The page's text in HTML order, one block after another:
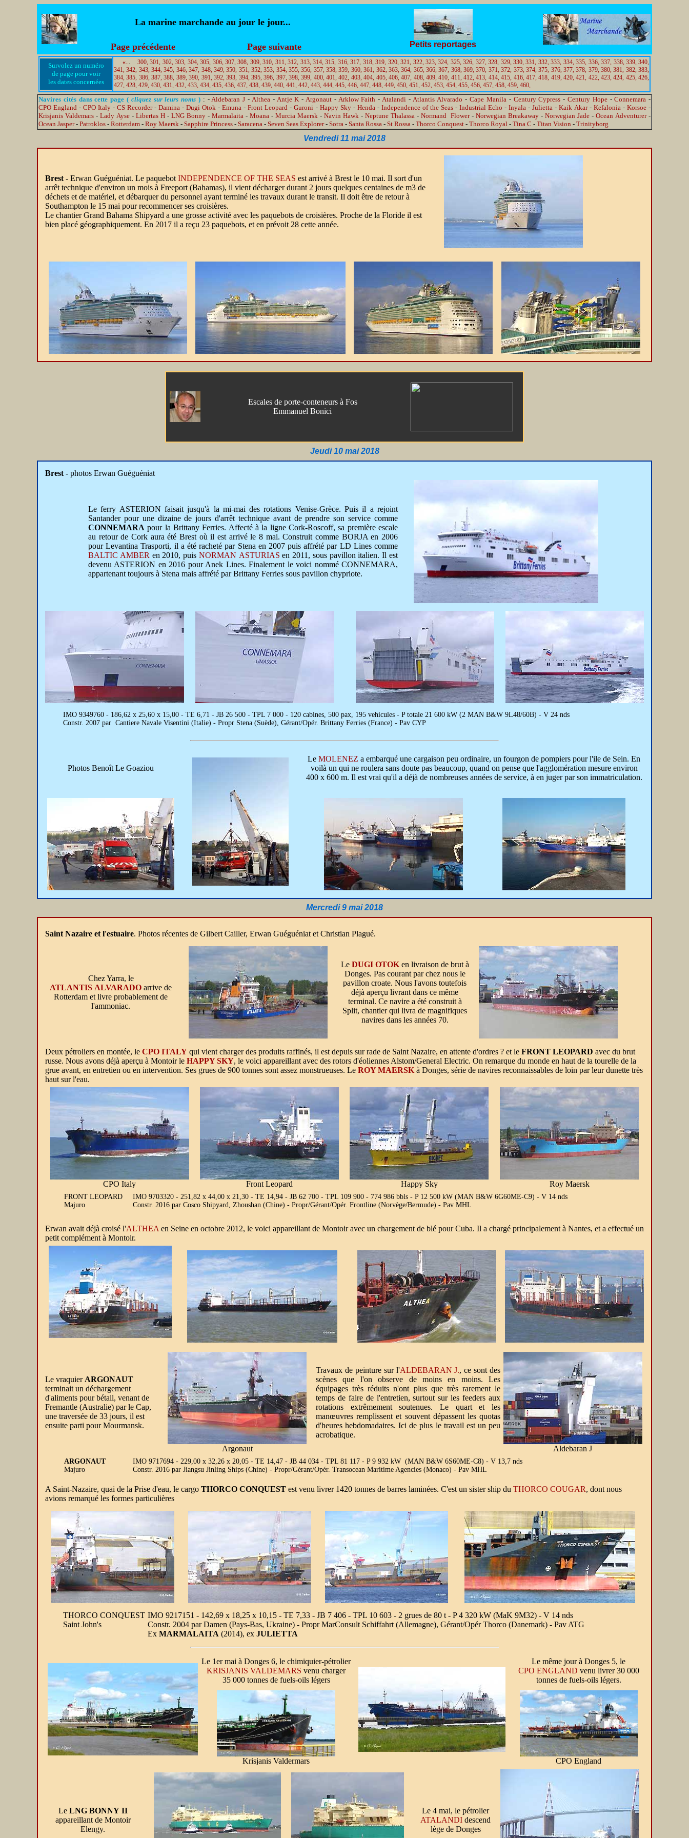
La marine marchande au jour le jour...
Petits reportages
Page précédente Page suivante
Survolez un numéro
de page pour voir
les dates concernées
«... 300, 301, 302, 303, 304, 305, 306, 307, 308, 309, 310, 311, 312, 313, 314, 315, 316, 317, 318, 319, 320, 321, 322, 323, 324, 325, 326, 327, 328, 329, 330, 331, 332, 333, 334, 335, 336, 337, 338, 339, 340,
341, 342, 343, 344, 345, 346, 347, 348, 349, 350, 351, 352, 353, 354, 355, 356, 357, 358, 359, 360, 361, 362, 363, 364, 365, 366, 367, 368, 369, 370, 371, 372, 373, 374, 375, 376, 377, 378, 379, 380, 381, 382, 383,
384, 385, 386, 387, 388, 389, 390, 391, 392, 393, 394, 395, 396, 397, 398, 399, 400, 401, 402, 403, 404, 405, 406, 407, 408, 409, 410, 411, 412, 413, 414, 415, 416, 417, 418, 419, 420, 421, 422, 423, 424, 425, 426,
427, 428, 429, 430, 431, 432, 433, 434, 435, 436, 437, 438, 439, 440, 441, 442, 443, 444, 445, 446, 447, 448, 449, 450, 451, 452, 453, 454, 455, 456, 457, 458, 459, 460,
Navires cités dans cette page ( cliquez sur leurs noms) : -Aldebaran J - Althea- Antje K - Argonaut- Arklow Faith -Atalandi - Atlantis Alvarado -Cape Manila- Century Cypress - Century Hope-Connemara -
CPO England -CPO Italy -CS Recorder-Damina -Dugi Otok-Emuna -Front Leopard-Guroni - Happy Sky- Henda- Independence of the Seas- Industrial Echo - Inyala- Julietta- Kaik Akar-Kefalonia -Korsoe -
Krisjanis Valdemars - Lady Ayse - Libertas H - LNG Bonny - Marmalaita - Moana - Murcia Maersk - Navin Hawk - Neptune Thalassa - Normand Flower- Norwegian Breakaway - Norwegian Jade - Ocean Adventurer-
Ocean Jasper- Patroklos - Rotterdam - Roy Maersk - Sapphire Princess - Saracena - Seven Seas Explorer- Sotra - Santa Rossa - St Rossa - Thorco Conquest - Thorco Royal - Tina C - Titan Vision - Trinityborg
Vendredi 11 mai 2018
Brest - Erwan Guéguéniat. Le paquebot INDEPENDENCE OF THE SEAS est arrivé à Brest le 10 mai. Il sort d'un
arrêt technique d'environ un mois à Freeport (Bahamas), il vient décharger durant 2 jours quelques centaines de m3 de
déchets et de matériel, et débarquer du personnel ayant terminé les travaux durant le transit. Il doit être de retour à
Southampton le 15 mai pour recommencer ses croisières.
Le chantier Grand Bahama Shipyard a une grosse activité avec les paquebots de croisières. Proche de la Floride il est
bien placé géographiquement. En 2017 il a reçu 23 paquebots, et en prévoit 28 cette année.
Escales de porte-conteneurs à Fos
Emmanuel Bonici
Jeudi 10 mai 2018
Brest - photos Erwan Guéguéniat
Le ferry ASTERION faisait jusqu'à la mi-mai des rotations Venise-Grèce. Puis il a rejoint
Santander pour une dizaine de jours d'arrêt technique avant de prendre son service comme
CONNEMARA pour la Brittany Ferries. Affecté à la ligne Cork-Roscoff, sa première escale
au retour de Cork aura été Brest où il est arrivé le 8 mai. Construit comme BORJA en 2006
pour Levantina Trasporti, il a été racheté par Stena en 2007 puis affrété par LD Lines comme
BALTIC AMBER en 2010, puis NORMAN ASTURIAS en 2011, sous pavillon italien. Il est
devenu ASTERION en 2016 pour Anek Lines. Finalement le voici nommé CONNEMARA,
appartenant toujours à Stena mais affrété par Brittany Ferries sous pavillon chypriote.
IMO 9349760 - 186,62 x 25,60 x 15,00 - TE 6,71 - JB 26 500 - TPL 7 000 - 120 cabines, 500 pax, 195 vehicules - P totale 21 600 kW (2 MAN B&W 9L48/60B) - V 24 nds
Constr. 2007 par Cantiere Navale Visentini (Italie) - Propr Stena (Suède), Gérant/Opér. Brittany Ferries (France) - Pav CYP
Photos Benoît Le Goaziou
Le MOLENEZ a embarqué une cargaison peu ordinaire, un fourgon de pompiers pour l'ile de Sein. En
voilà un qui ne roulera sans doute pas beaucoup, quand on pense que l'agglomération mesure environ
400 x 600 m. Il est vrai qu'il a déjà de nombreuses années de service, à en juger par son immatriculation.
Mercredi 9 mai 2018
Saint Nazaire et l'estuaire. Photos récentes de Gilbert Cailler, Erwan Guéguéniat et Christian Plagué.
Chez Yarra, le
ATLANTIS ALVARADO arrive de
Rotterdam et livre probablement de
l'ammoniac.
Le DUGI OTOKen livraison de brut à
Donges. Pas courant par chez nous le
pavillon croate. Nous l'avons toutefois
déjà aperçu livrant dans ce même
terminal. Ce navire a été construit à
Split, chantier qui livra de magnifiques
navires dans les années 70.
Deux pétroliers en montée, le CPO ITALY qui vient charger des produits raffinés, il est depuis sur rade de Saint Nazaire, en attente d'ordres ? et le FRONT LEOPARD avec du brut
russe. Nous avons déjà aperçu à Montoir le HAPPY SKY, le voici appareillant avec des rotors d'éoliennes Alstom/General Electric. On remarque du monde en haut de la tourelle de la
grue avant, en entretien ou en intervention. Ses grues de 900 tonnes sont assez monstrueuses. Le ROY MAERSK à Donges, série de navires reconnaissables de loin par leur dunette très
haut sur l'eau.
CPO Italy Front Leopard Happy Sky Roy Maersk
FRONT LEOPARD
Majuro
IMO 9703320 - 251,82 x 44,00 x 21,30 - TE 14,94 - JB 62 700 - TPL 109 900 - 774 986 bbls - P 12 500 kW (MAN B&W 6G60ME-C9) - V 14 nds
Constr. 2016 par Cosco Shipyard, Zhoushan (Chine) - Propr/Gérant/Opér. Frontline (Norvège/Bermude) - Pav MHL
Erwan avait déjà croisé l'ALTHEA en Seine en octobre 2012, le voici appareillant de Montoir avec un chargement de blé pour Cuba. Il a chargé principalement à Nantes, et a effectué un
petit complément à Montoir.
Le vraquier ARGONAUT
terminait un déchargement
d'aliments pour bétail, venant de
Fremantle (Australie) par le Cap,
une traversée de 33 jours, il est
ensuite parti pour Mourmansk.
Argonaut
Travaux de peinture sur l'ALDEBARAN J., ce sont des
scènes que l'on observe de moins en moins. Les
équipages très réduits n'ont plus que très rarement le
temps de faire de l'entretien, surtout sur les feeders aux
rotations extrêmement soutenues. Le quart et les
manœuvres remplissent et souvent dépassent les quotas
d'heures hebdomadaires. Ici de plus le travail est un peu
acrobatique.
Aldebaran J
ARGONAUT
Majuro
IMO 9717694 - 229,00 x 32,26 x 20,05 - TE 14,47 - JB 44 034 - TPL 81 117 - P 9 932 kW (MAN B&W 6S60ME-C8) - V 13,7 nds
Constr. 2016 par Jiangsu Jinling Ships (Chine) - Propr/Gérant/Opér. Transocean Maritime Agencies (Monaco) - Pav MHL
A Saint-Nazaire, quai de la Prise d'eau, le cargo THORCO CONQUEST est venu livrer 1420 tonnes de barres laminées. C'est un sister ship du THORCO COUGAR, dont nous
avions remarqué les formes particulières
THORCO CONQUEST
Saint John's
IMO 9217151 - 142,69 x 18,25 x 10,15 - TE 7,33 - JB 7 406 - TPL 10 603 - 2 grues de 80 t - P 4 320 kW (MaK 9M32) - V 14 nds
Constr. 2004 par Damen (Pays-Bas, Ukraine) - Propr MarConsult Schiffahrt (Allemagne), Gérant/Opér Thorco (Danemark) - Pav ATG
Ex MARMALAITA (2014), ex JULIETTA
Le 1er mai à Donges 6, le chimiquier-pétrolier
KRISJANIS VALDEMARS venu charger
35 000 tonnes de fuels-oils légers
Le même jour à Donges 5, le
CPO ENGLAND venu livrer 30 000
tonnes de fuels-oils légers.
Krisjanis Valdermars CPO England
Le LNG BONNY II
appareillant de Montoir
Elengy.
Le 4 mai, le pétrolier
ATALANDI descend
lège de Donges